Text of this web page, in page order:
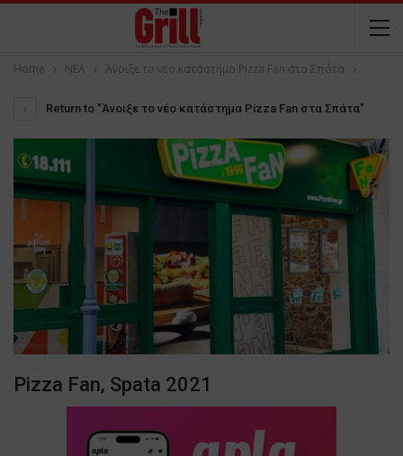
Home NEA Άνοιξε το νέo κατάστημα Pizza Fan στα Σπάτα
Return to "Άνοιξε το νέo κατάστημα Pizza Fan στα Σπάτα"
Pizza Fan, Spata 2021